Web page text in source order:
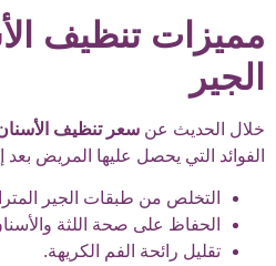
مميزات تنظيف
الجير
خلال الحديث عن سعر تنظيف
الفوائد التي يحصل عليها المريض
التخلص من طبقات الجير
الحفاظ على صحة اللثة
تقليل رائحة الفم الكريهة.